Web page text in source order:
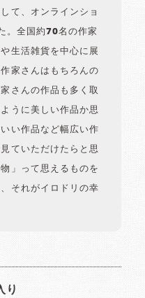
て、オンラインショ
。全国約70名の作家
生活雑貨を中心に展
家さんはもちろんの
さんの作品も多く取
うに美しい作品か思
い作品など幅広い作
ていただけたらと思
」って思えるものを
それがイロドリの幸
り